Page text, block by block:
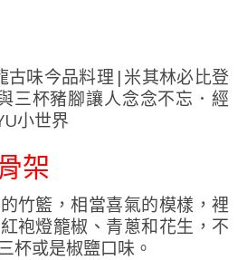
架
竹籃，相當喜氣的模樣，裡
袍燈籠椒、青蔥和花生，不
杯或是椒鹽口味。